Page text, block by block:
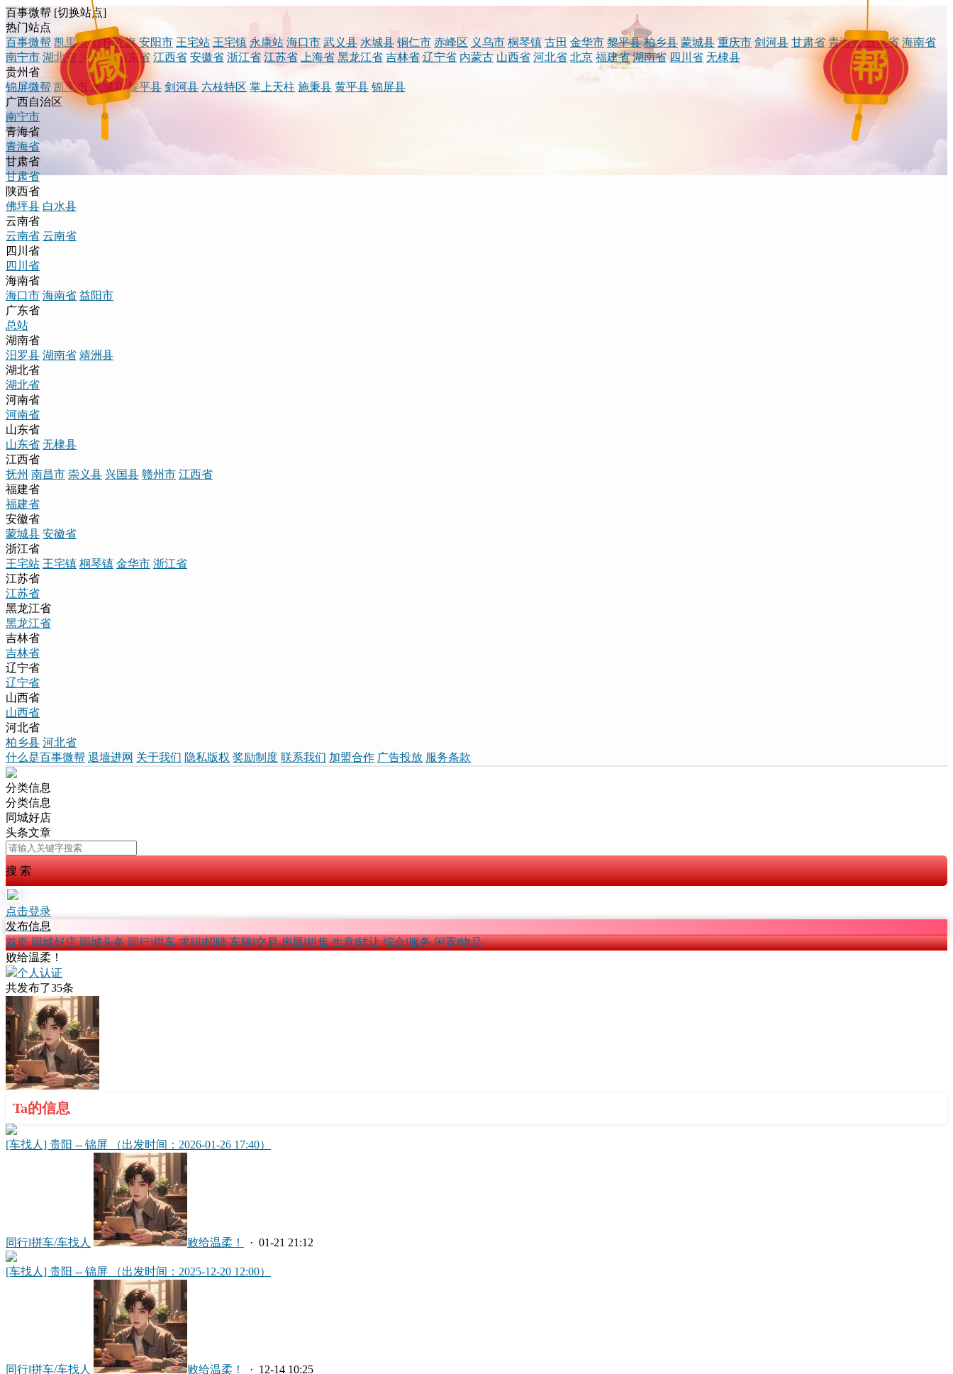
百事微帮 [切换站点]
热门站点
百事微帮 凯里市 鄂托克旗 安阳市 王宅站 王宅镇 永康站 海口市 武义县 水城县 铜仁市 赤峰区 义乌市 桐琴镇 古田 金华市 黎平县 柏乡县 蒙城县 重庆市 剑河县 甘肃省 青海省 云南省 海南省
南宁市 湖北省 河南省 山东省 江西省 安徽省 浙江省 江苏省 上海省 黑龙江省 吉林省 辽宁省 内蒙古 山西省 河北省 北京 福建省 湖南省 四川省 无棣县
贵州省
锦屏微帮 凯里市 水城县 黎平县 剑河县 六枝特区 掌上天柱 施秉县 黄平县 锦屏县
广西自治区
南宁市
青海省
青海省
甘肃省
甘肃省
陕西省
佛坪县 白水县
云南省
云南省 云南省
四川省
四川省
海南省
海口市 海南省 益阳市
广东省
总站
湖南省
汨罗县 湖南省 靖洲县
湖北省
湖北省
河南省
河南省
山东省
山东省 无棣县
江西省
抚州 南昌市 崇义县 兴国县 赣州市 江西省
福建省
福建省
安徽省
蒙城县 安徽省
浙江省
王宅站 王宅镇 桐琴镇 金华市 浙江省
江苏省
江苏省
黑龙江省
黑龙江省
吉林省
吉林省
辽宁省
辽宁省
山西省
山西省
河北省
柏乡县 河北省
什么是百事微帮 退墙进网 关于我们 隐私版权 奖励制度 联系我们 加盟合作 广告投放 服务条款
分类信息
分类信息
同城好店
头条文章
搜 索
点击登录
发布信息
首页 同城好店 同城头条 同行l拼车 求职l招聘 车辆l交易 房屋l租售 生意l转让 综合l服务 闲置l物品
败给温柔！
个人认证
共发布了35条
Ta的信息
[车找人] 贵阳 -- 锦屏 （出发时间：2026-01-26 17:40）
同行l拼车/车找人 败给温柔！ · 01-21 21:12
[车找人] 贵阳 -- 锦屏 （出发时间：2025-12-20 12:00）
同行l拼车/车找人 败给温柔！ · 12-14 10:25
帮
微